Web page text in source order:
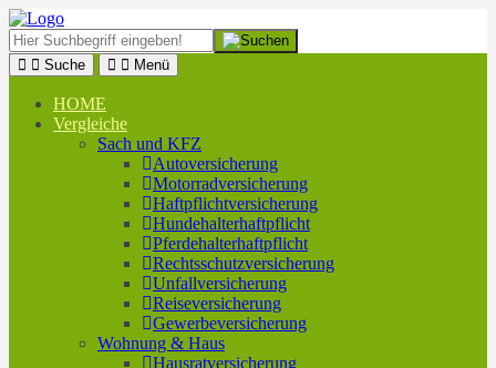
Suche Menü
HOME
Vergleiche
Sach und KFZ
Autoversicherung
Motorradversicherung
Haftpflichtversicherung
Hundehalterhaftpflicht
Pferdehalterhaftpflicht
Rechtsschutzversicherung
Unfallversicherung
Reiseversicherung
Gewerbeversicherung
Wohnung & Haus
Hausratversicherung